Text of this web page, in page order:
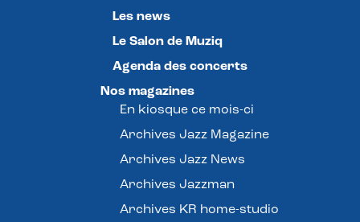
Les news
Le Salon de Muziq
Agenda des concerts
Nos magazines
En kiosque ce mois-ci
Archives Jazz Magazine
Archives Jazz News
Archives Jazzman
Archives KR home-studio